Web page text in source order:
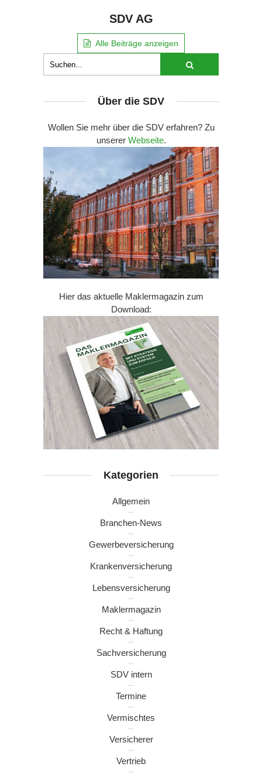
SDV AG
Alle Beiträge anzeigen
Über die SDV
Wollen Sie mehr über die SDV erfahren? Zu
unserer Webseite.
Hier das aktuelle Maklermagazin zum
Download:
Kategorien
Allgemein
Branchen-News
Gewerbeversicherung
Krankenversicherung
Lebensversicherung
Maklermagazin
Recht & Haftung
Sachversicherung
SDV intern
Termine
Vermischtes
Versicherer
Vertrieb